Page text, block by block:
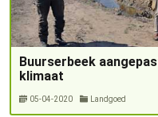
Buurserbeek
klimaat
05-04-2020 Landgoed